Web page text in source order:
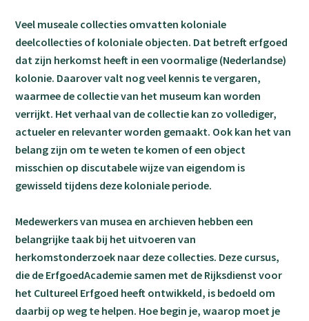
Veel museale collecties omvatten koloniale
deelcollecties of koloniale objecten. Dat betreft erfgoed
dat zijn herkomst heeft in een voormalige (Nederlandse)
kolonie. Daarover valt nog veel kennis te vergaren,
waarmee de collectie van het museum kan worden
verrijkt. Het verhaal van de collectie kan zo vollediger,
actueler en relevanter worden gemaakt. Ook kan het van
belang zijn om te weten te komen of een object
misschien op discutabele wijze van eigendom is
gewisseld tijdens deze koloniale periode.
Medewerkers van musea en archieven hebben een
belangrijke taak bij het uitvoeren van
herkomstonderzoek naar deze collecties. Deze cursus,
die de ErfgoedAcademie samen met de Rijksdienst voor
het Cultureel Erfgoed heeft ontwikkeld, is bedoeld om
daarbij op weg te helpen. Hoe begin je, waarop moet je